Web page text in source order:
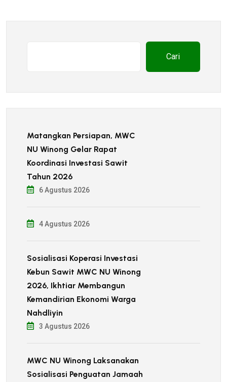
Cari
Matangkan Persiapan, MWC
NU Winong Gelar Rapat
Koordinasi Investasi Sawit
Tahun 2026
6 Agustus 2026
4 Agustus 2026
Sosialisasi Koperasi Investasi
Kebun Sawit MWC NU Winong
2026, Ikhtiar Membangun
Kemandirian Ekonomi Warga
Nahdliyin
3 Agustus 2026
MWC NU Winong Laksanakan
Sosialisasi Penguatan Jamaah